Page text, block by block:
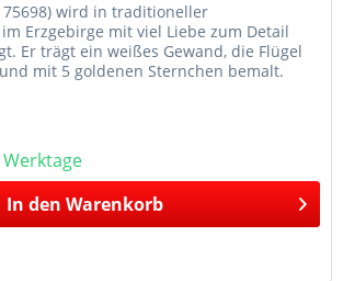
75698) wird in traditioneller
Erzgebirge mit viel Liebe zum Detail
Er trägt ein weißes Gewand, die Flügel
mit 5 goldenen Sternchen bemalt.
In den Warenkorb